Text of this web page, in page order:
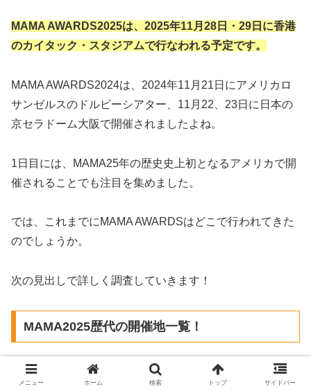
MAMA AWARDS2025は、2025年11月28日・29日に香港
のカイタック・スタジアムで行なわれる予定です。
MAMA AWARDS2024は、2024年11月21日にアメリカロ
サンゼルスのドルビーシアター、11月22、23日に日本の
京セラドーム大阪で開催されましたよね。
1日目には、MAMA25年の歴史史上初となるアメリカで開
催されることでも注目を集めました。
では、これまでにMAMA AWARDSはどこで行われてきた
のでしょうか。
次の見出しで詳しく調査していきます！
MAMA2025歴代の開催地一覧！
MAMA AWARDSは、2024年で25年目を迎えたという長い
メニュー ホーム 検索 トップ サイドバー